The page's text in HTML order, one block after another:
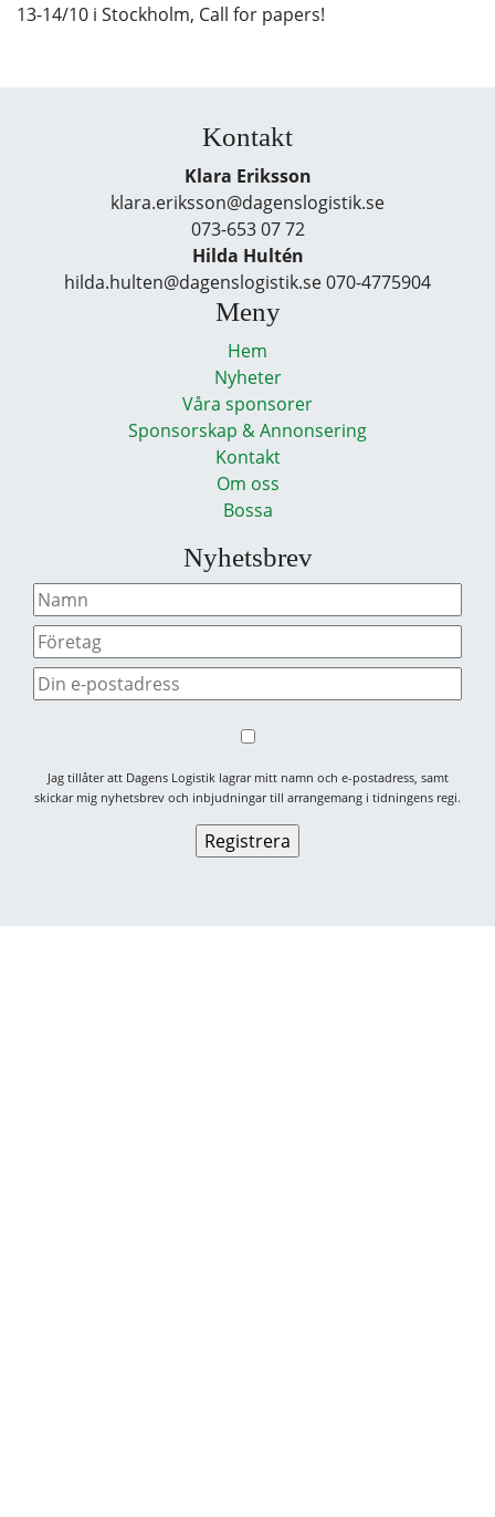
13-14/10 i Stockholm, Call for papers!
Kontakt
Klara Eriksson
klara.eriksson@dagenslogistik.se
073-653 07 72
Hilda Hultén
hilda.hulten@dagenslogistik.se 070-4775904
Meny
Hem
Nyheter
Våra sponsorer
Sponsorskap & Annonsering
Kontakt
Om oss
Bossa
Nyhetsbrev
Jag tillåter att Dagens Logistik lagrar mitt namn och e-postadress, samt
skickar mig nyhetsbrev och inbjudningar till arrangemang i tidningens regi.